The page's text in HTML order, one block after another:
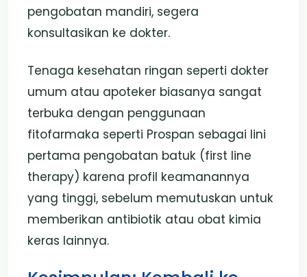
pengobatan mandiri, segera
konsultasikan ke dokter.
Tenaga kesehatan ringan seperti dokter
umum atau apoteker biasanya sangat
terbuka dengan penggunaan
fitofarmaka seperti Prospan sebagai lini
pertama pengobatan batuk (first line
therapy) karena profil keamanannya
yang tinggi, sebelum memutuskan untuk
memberikan antibiotik atau obat kimia
keras lainnya.